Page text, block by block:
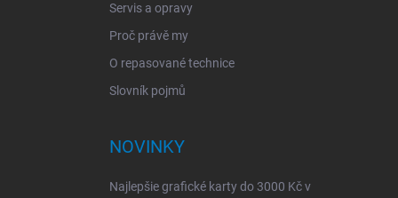
Servis a opravy
Proč právě my
O repasované technice
Slovník pojmů
NOVINKY
Najlepšie grafické karty do 3000 Kč v